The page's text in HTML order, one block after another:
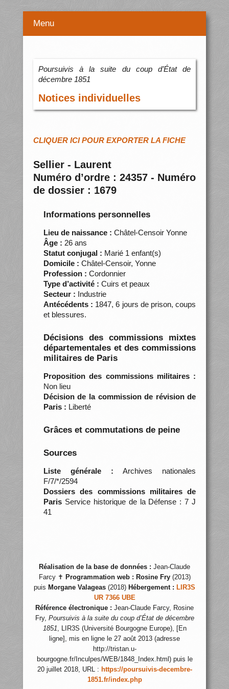
Menu
Poursuivis à la suite du coup d’État de
décembre 1851
Notices individuelles
CLIQUER ICI POUR EXPORTER LA FICHE
Sellier - Laurent
Numéro d’ordre : 24357 - Numéro
de dossier : 1679
Informations personnelles
Lieu de naissance : Châtel-Censoir Yonne
Âge : 26 ans
Statut conjugal : Marié 1 enfant(s)
Domicile : Châtel-Censoir, Yonne
Profession : Cordonnier
Type d’activité : Cuirs et peaux
Secteur : Industrie
Antécédents : 1847, 6 jours de prison, coups
et blessures.
Décisions des commissions mixtes
départementales et des commissions
militaires de Paris
Proposition des commissions militaires :
Non lieu
Décision de la commission de révision de
Paris : Liberté
Grâces et commutations de peine
Sources
Liste générale : Archives nationales
F/7/*/2594
Dossiers des commissions militaires de
ParisService historique de la Défense : 7 J
41
Réalisation de la base de données : Jean-Claude
Farcy ✝ Programmation web : Rosine Fry(2013)
puis Morgane Valageas (2018) Hébergement : LIR3S
UR 7366 UBE
Référence électronique : Jean-Claude Farcy, Rosine
Fry, Poursuivis à la suite du coup d’État de décembre
1851, LIR3S (Université Bourgogne Europe), [En
ligne], mis en ligne le 27 août 2013 (adresse
http://tristan.u-
bourgogne.fr/Inculpes/WEB/1848_Index.html) puis le
20 juillet 2018, URL : https://poursuivis-decembre-
1851.fr/index.php